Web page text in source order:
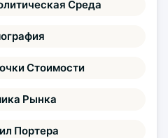
Среда
Стоимости
Рынка
Портера